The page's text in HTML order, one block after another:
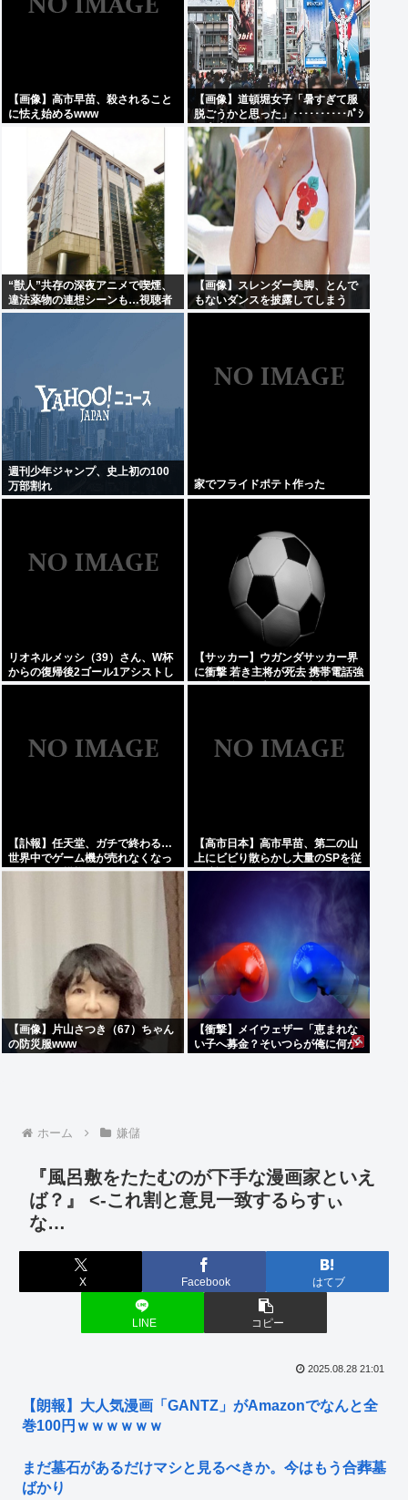
【画像】高市早苗、殺されること
に怯え始めるwww
【画像】道頓堀女子「暑すぎて服
脱ごうかと思った」･･････････ﾊﾟｼ
ｬｯ！！
“獣人”共存の深夜アニメで喫煙、
違法薬物の連想シーンも…視聴者
批判でBPO議論
【画像】スレンダー美脚、とんで
もないダンスを披露してしまう
www
週刊少年ジャンプ、史上初の100
万部割れ
家でフライドポテト作った
リオネルメッシ（39）さん、W杯
からの復帰後2ゴール1アシストし
てしまうwww
【サッカー】ウガンダサッカー界
に衝撃 若き主将が死去 携帯電話強
盗に抵抗した末に石で滅多打ち…
【訃報】任天堂、ガチで終わる…
世界中でゲーム機が売れなくなっ
てしまった模様
【高市日本】高市早苗、第二の山
上にビビり散らかし大量のSPを従
え演説台にも全面防弾ガラスを設
【画像】片山さつき（67）ちゃん
の防災服www
【衝撃】メイウェザー「恵まれな
い子へ募金？そいつらが俺に何か
ホーム 嫌儲
『風呂敷をたたむのが下手な漫画家といえ
ば？』 <-これ割と意見一致するらすぃ
な…
X Facebook はてブ
LINE コピー
2025.08.28 21:01
【朗報】大人気漫画「GANTZ」がAmazonでなんと全
巻100円ｗｗｗｗｗｗ
まだ墓石があるだけマシと見るべきか。今はもう合葬墓
ばかり